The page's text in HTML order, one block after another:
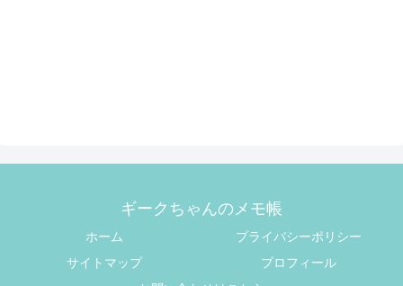
ギークちゃんのメモ帳
ホーム
プライバシーポリシー
サイトマップ
プロフィール